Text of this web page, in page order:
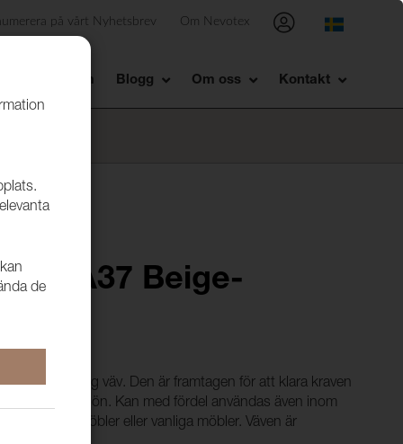
på vårt Nyhetsbrev Om Nevotex
Showroom Blogg Om oss Kontakt
A37 Beige-
och smidig väv. Den är framtagen för att klara kraven
marina miljön. Kan med fördel användas även inom
utemöbler eller vanliga möbler. Väven är
de